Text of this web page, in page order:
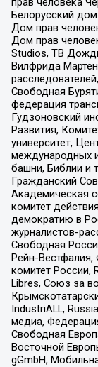
Белорусский
Дом прав
Дом прав
Studios, ТВ
Вилфрида
Свободная
федерация
Гудзоновский
Развития,
университет,
международных
башни, Библии и
Гражданский
Академическая
комитет
демократию в
журналистов-
Свободная
Рейн-
комитет России,
Libres, Союз за
IndustriALL,
медиа,
Свободная
Восточной
gGmbH,